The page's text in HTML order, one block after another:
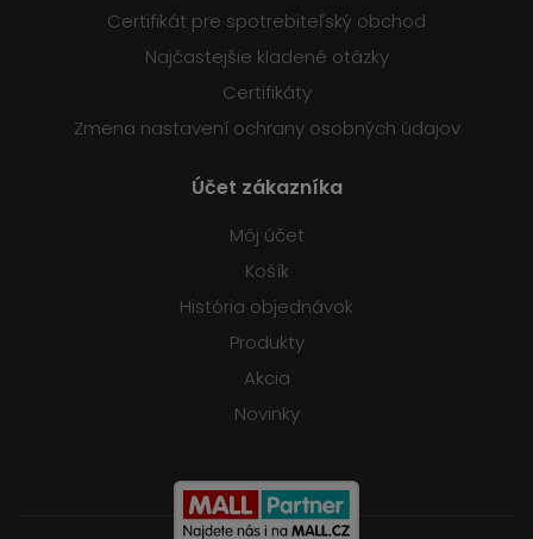
Certifikát pre spotrebiteľský obchod
Najčastejšie kladené otázky
Certifikáty
Zmena nastavení ochrany osobných údajov
Účet zákazníka
Môj účet
Košík
História objednávok
Produkty
Akcia
Novinky